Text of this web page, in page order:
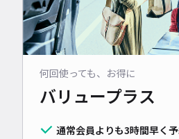
何回使っても、お得に
バリュープラス
通常会員よりも3時間早く